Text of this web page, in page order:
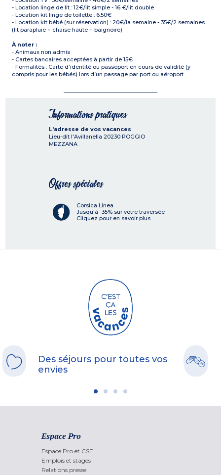
- Location linge de lit : 12€/lit simple - 16 €/lit double
- Location kit linge de toilette : 6.50€
- Location kit bébé (sur réservation) : 20€/la semaine - 35€/2 semaines
(lit parapluie + chaise haute + baignoire)
À noter :
- Animaux non admis
- Cartes bancaires acceptées à partir de 15€
- Formalités : Carte d’identité ou passeport en cours de validité (y
compris pour les bébés) lors d’un passage par port ou aéroport
Informations pratiques
L'adresse de vos vacances
Lieu-dit l'Avillanella 20230 POGGIO
MEZZANA
Offres spéciales
Corsica Linea
Jusqu'à -35% sur votre traversée
Cliquez pour en savoir plus
Des séjours pour toutes vos
envies
Espace Pro
Espace Pro et CSE
Emplois et stages
Relations presse